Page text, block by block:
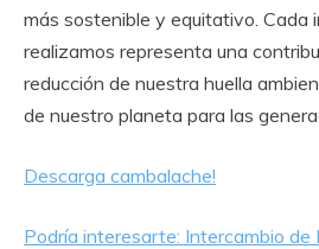
más sostenible y equitativo. Cada
realizamos representa una
reducción de nuestra huella
de nuestro planeta para las
Descarga cambalache!
Podría interesarte: Intercambio de